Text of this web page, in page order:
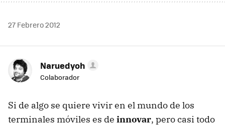
27 Febrero 2012
Naruedyoh
Colaborador
Si de algo se quiere vivir en el mundo de los
terminales móviles es de innovar, pero casi todo